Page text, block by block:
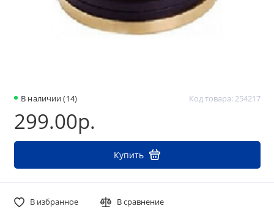
В наличии (14) Код товара: 254217
299.00р.
Купить
В избранное В сравнение